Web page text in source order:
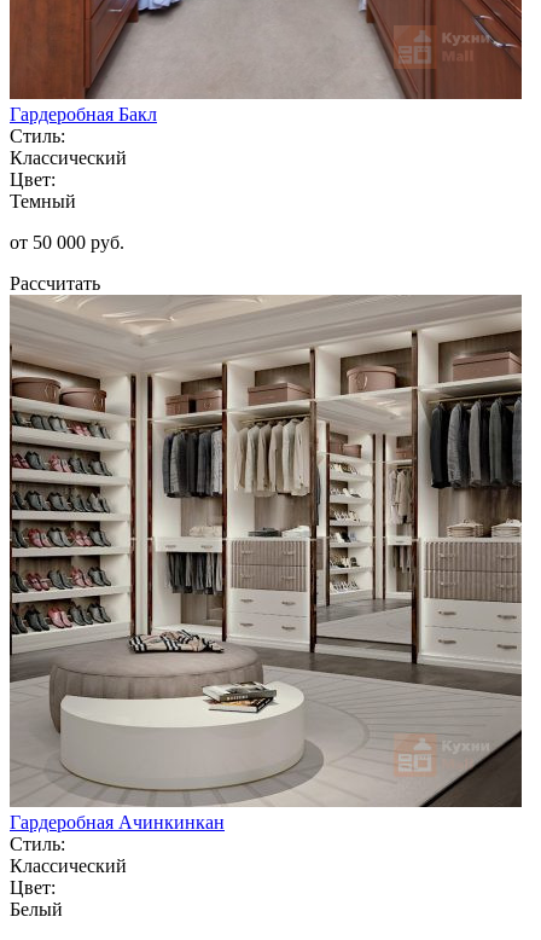
Гардеробная Бакл
Стиль:
Классический
Цвет:
Темный
от 50 000 руб.
Рассчитать
Гардеробная Ачинкинкан
Стиль:
Классический
Цвет:
Белый